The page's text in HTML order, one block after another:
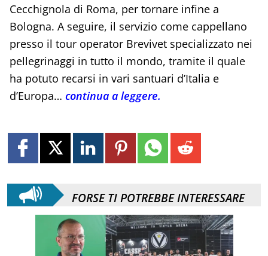
Cecchignola di Roma, per tornare infine a
Bologna. A seguire, il servizio come cappellano
presso il tour operator Brevivet specializzato nei
pellegrinaggi in tutto il mondo, tramite il quale
ha potuto recarsi in vari santuari d’Italia e
d’Europa… continua a leggere.
FORSE TI POTREBBE INTERESSARE